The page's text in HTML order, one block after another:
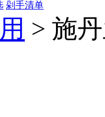
剁手清单
> 施